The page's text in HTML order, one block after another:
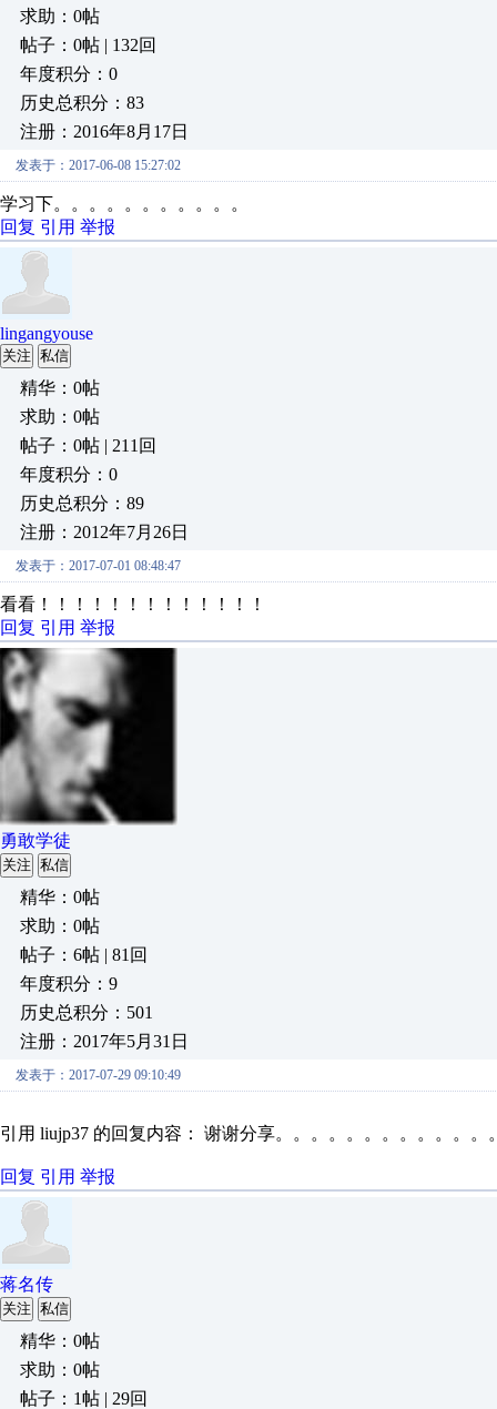
求助：0帖
帖子：0帖 | 132回
年度积分：0
历史总积分：83
注册：2016年8月17日
发表于：2017-06-08 15:27:02
学习下。。。。。。。。。。。
回复 引用 举报
lingangyouse
关注 私信
精华：0帖
求助：0帖
帖子：0帖 | 211回
年度积分：0
历史总积分：89
注册：2012年7月26日
发表于：2017-07-01 08:48:47
看看！！！！！！！！！！！！！
回复 引用 举报
勇敢学徒
关注 私信
精华：0帖
求助：0帖
帖子：6帖 | 81回
年度积分：9
历史总积分：501
注册：2017年5月31日
发表于：2017-07-29 09:10:49
引用 liujp37 的回复内容： 谢谢分享。。。。。。。。。。。
回复 引用 举报
蒋名传
关注 私信
精华：0帖
求助：0帖
帖子：1帖 | 29回